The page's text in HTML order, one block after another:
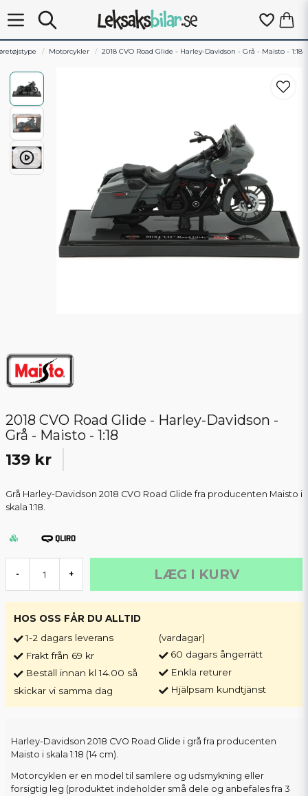
Motorcykler 2018 CVO Road Glide - Harley-Davidson - Grå - Maisto - 1:18
2018 CVO Road Glide - Harley-Davidson -
Grå - Maisto - 1:18
139 kr
Grå Harley-Davidson 2018 CVO Road Glide fra producenten Maisto i
skala 1:18.
- + LÆG I KURV
HOS OSS FÅR DU ALLTID
1-2 dagars leverans
Frakt från 69 kr
Beställ innan kl 14.00 så
skickar vi samma dag
(vardagar)
60 dagars ångerrätt
Enkla returer
Hjälpsam kundtjänst
Harley-Davidson 2018 CVO Road Glide i grå fra producenten
Maisto i skala 1:18 (14 cm).
Motorcyklen er en model til samlere og udsmykning eller
forsigtig leg (produktet indeholder små dele og anbefales fra 3